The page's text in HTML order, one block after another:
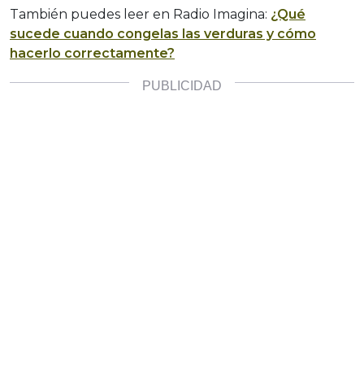
También puedes leer en Radio Imagina: ¿Qué
sucede cuando congelas las verduras y cómo
hacerlo correctamente?